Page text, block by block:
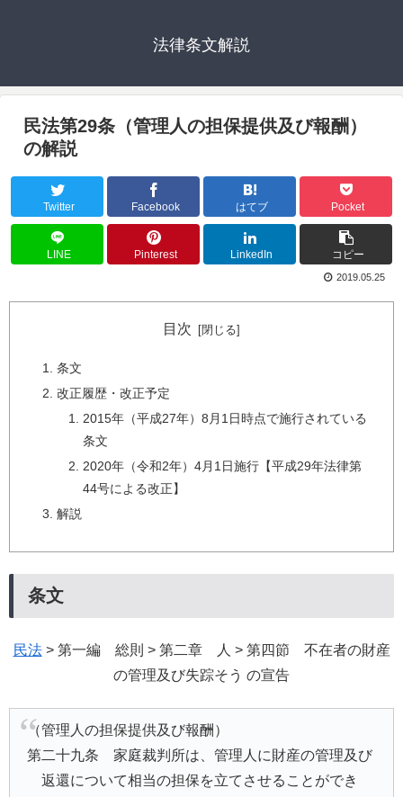
法律条文解説
民法第29条（管理人の担保提供及び報酬）
の解説
Twitter Facebook はてブ Pocket
LINE Pinterest LinkedIn コピー
2019.05.25
目次
条文
改正履歴・改正予定
2015年（平成27年）8月1日時点で施行されている
条文
2020年（令和2年）4月1日施行【平成29年法律第
44号による改正】
解説
条文
民法> 第一編 総則 > 第二章 人 > 第四節 不在者の財産
の管理及び失踪そう の宣告
（管理人の担保提供及び報酬）
第二十九条 家庭裁判所は、管理人に財産の管理及び
返還について相当の担保を立てさせることができ